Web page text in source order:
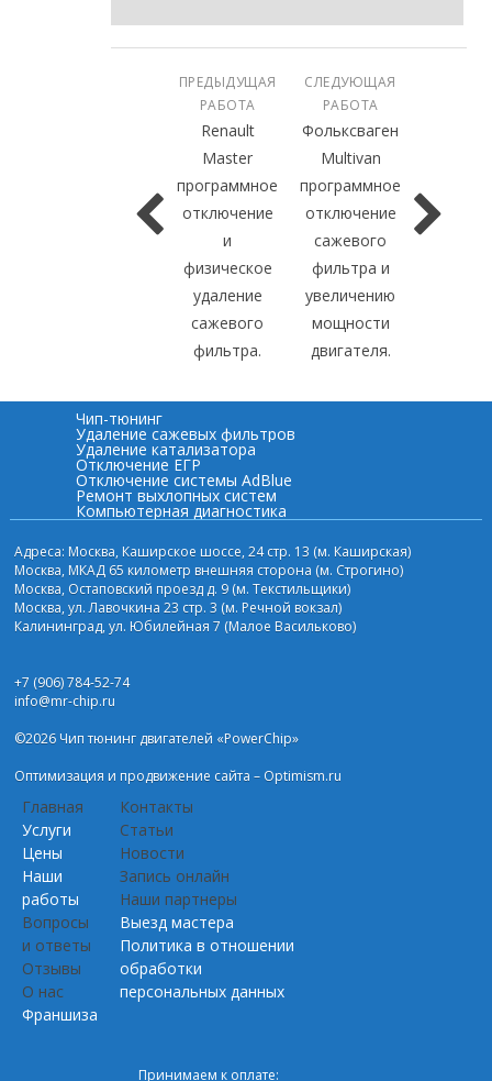
ПРЕДЫДУЩАЯ
РАБОТА
Renault
Master
программное
отключение
и
физическое
удаление
сажевого
фильтра.
СЛЕДУЮЩАЯ
РАБОТА
Фольксваген
Multivan
программное
отключение
сажевого
фильтра и
увеличению
мощности
двигателя.
Чип-тюнинг
Удаление сажевых фильтров
Удаление катализатора
Отключение ЕГР
Отключение системы AdBlue
Ремонт выхлопных систем
Компьютерная диагностика
Адреса: Москва, Каширское шоссе, 24 стр. 13 (м. Каширская)
Москва, МКАД 65 километр внешняя сторона (м. Строгино)
Москва, Остаповский проезд д. 9 (м. Текстильщики)
Москва, ул. Лавочкина 23 стр. 3 (м. Речной вокзал)
Калининград, ул. Юбилейная 7 (Малое Васильково)
+7 (906) 784-52-74
info@mr-chip.ru
©2026 Чип тюнинг двигателей «PowerChip»
Оптимизация и продвижение сайта – Optimism.ru
Главная
Услуги
Цены
Наши
работы
Вопросы
и ответы
Отзывы
О нас
Франшиза
Контакты
Статьи
Новости
Запись онлайн
Наши партнеры
Выезд мастера
Политика в отношении
обработки
персональных данных
Принимаем к оплате: